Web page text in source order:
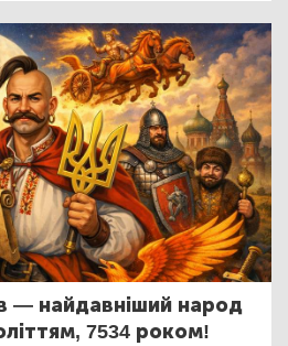
— найдавніший народ
7534 роком!